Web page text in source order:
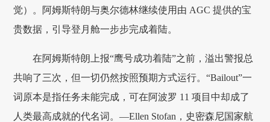
觉）。阿姆斯特朗与奥尔德林继续使用由 AGC 提供的宝
贵数据，引导登月舱一步步完成着陆。
在阿姆斯特朗上报“鹰号成功着陆”之前，溢出警报总
共响了三次，但一切仍然按照预期方式运行。“Bailout”一
词原本是指任务未能完成，可在阿波罗 11 项目中却成了
人类最高成就的代名词。—Ellen Stofan，史密森尼国家航